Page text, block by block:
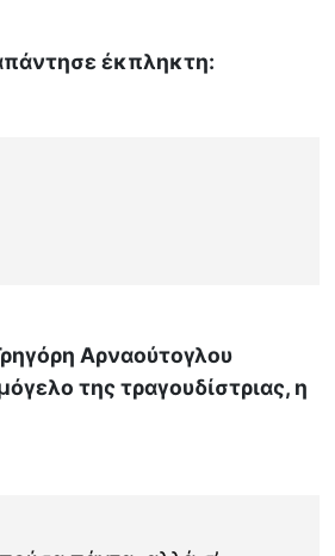
έκπληκτη:
Αρναούτογλου
της τραγουδίστριας, η